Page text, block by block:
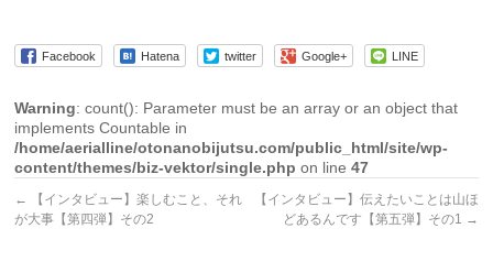
Facebook Hatena twitter Google+ LINE
Warning: count(): Parameter must be an array or an object that
implements Countable in
/home/aerialline/otonanobijutsu.com/public_html/site/wp-
content/themes/biz-vektor/single.php on line47
←
【インタビュー】楽しむこと、それ
が大事【第四弾】その2
【インタビュー】伝えたいことは山ほ
どあるんです【第五弾】その1 →